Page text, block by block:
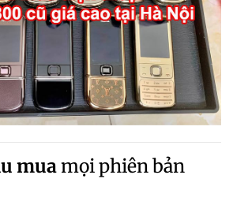
muamọi phiên bản